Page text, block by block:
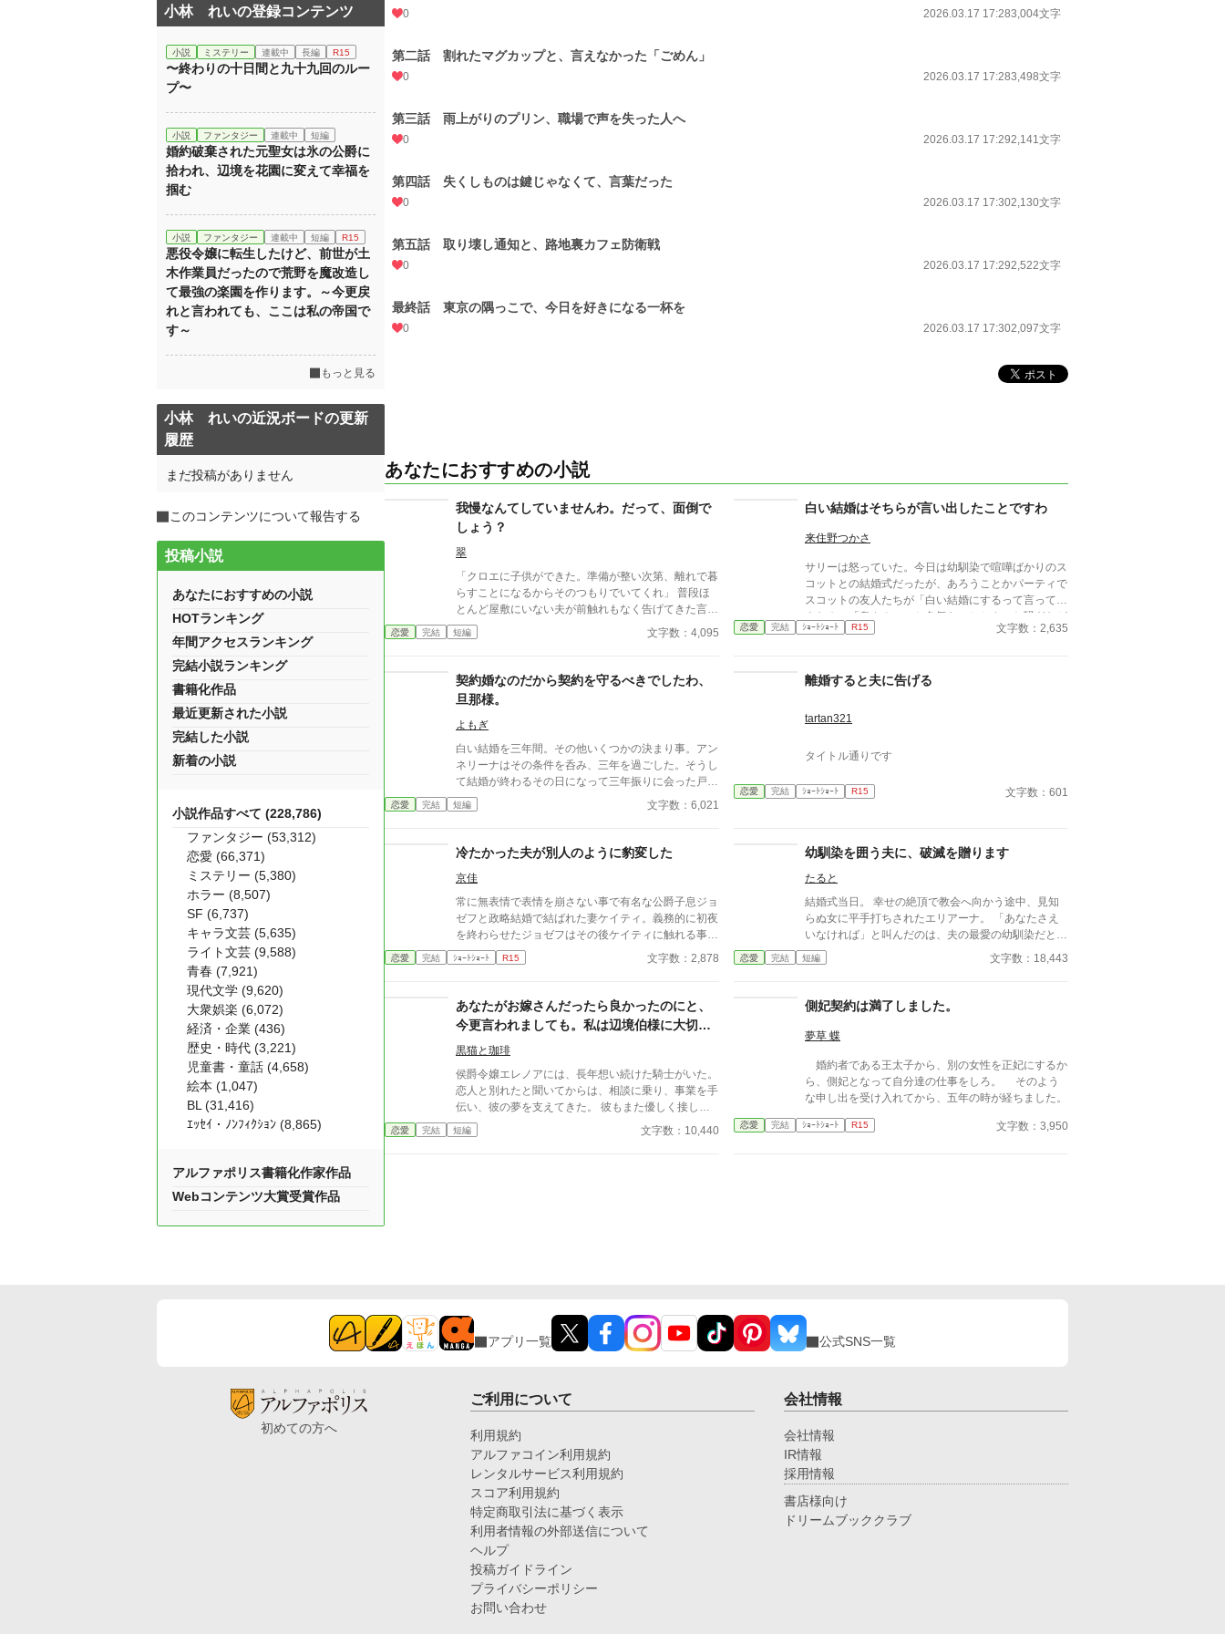
0 2026.03.17 17:283,004文字
第二話 割れたマグカップと、言えなかった「ごめん」
0 2026.03.17 17:283,498文字
第三話 雨上がりのプリン、職場で声を失った人へ
0 2026.03.17 17:292,141文字
第四話 失くしものは鍵じゃなくて、言葉だった
0 2026.03.17 17:302,130文字
第五話 取り壊し通知と、路地裏カフェ防衛戦
0 2026.03.17 17:292,522文字
最終話 東京の隅っこで、今日を好きになる一杯を
0 2026.03.17 17:302,097文字
あなたにおすすめの小説
我慢なんてしていませんわ。だって、面倒で
しょう？
翠
「クロエに子供ができた。準備が整い次第、離れで暮
らすことになるからそのつもりでいてくれ」 普段ほ
とんど屋敷にいない夫が前触れもなく告げてきた言葉
をきっかけに、レティシアは“三年間”の契約を終わら
せることにした。 赤の他人を屋敷に迎えることはし
って、面倒でしょう？」 不誠実な夫も、無意味な結
婚も、 この際すべて切り捨ててしまいましょう。
恋愛 完結 短編 文字数：4,095
白い結婚はそちらが言い出したことですわ
来住野つかさ
サリーは怒っていた。今日は幼馴染で喧嘩ばかりのス
コットとの結婚式だったが、あろうことかパーティで
スコットの友人たちが「白い結婚にするって言ってた
よな？」「奥さんのこと色気ないとかさ」と騒ぎなが
ら話している。スコットがその気なら喧嘩買うわよ！
恋愛 完結 ｼｮｰﾄｼｮｰﾄ R15 文字数：2,635
契約婚なのだから契約を守るべきでしたわ、
旦那様。
よもぎ
白い結婚を三年間。その他いくつかの決まり事。アン
ネリーナはその条件を呑み、三年を過ごした。そうし
て結婚が終わるその日になって三年振りに会った戸籍
上の夫に離縁を切り出されたアンネリーナは言う。追
加の慰謝料を頂きます――
恋愛 完結 短編 文字数：6,021
離婚すると夫に告げる
tartan321
タイトル通りです
恋愛 完結 ｼｮｰﾄｼｮｰﾄ R15 文字数：601
冷たかった夫が別人のように豹変した
京佳
常に無表情で表情を崩さない事で有名な公爵子息ジョ
ゼフと政略結婚で結ばれた妻ケイティ。義務的に初夜
を終わらせたジョゼフはその後ケイティに触れる事は
無くなった。自分に無関心なジョゼフとの結婚生活に
寂しさと不満を感じながらも簡単に離縁出来ないしが
公爵家の裏庭に弱った雄猫が迷い込みケイティはその
猫を保護して飼うことにした。 ざまぁ。ゆるゆる設
定
恋愛 完結 ｼｮｰﾄｼｮｰﾄ R15 文字数：2,878
幼馴染を囲う夫に、破滅を贈ります
たると
結婚式当日。 幸せの絶頂で教会へ向かう途中、見知
らぬ女に平手打ちされたエリアーナ。 「あなたさえ
いなければ」と叫んだのは、夫の最愛の幼馴染だとい
う女。 それでも経済的に困窮する実家を救うため、
エリアーナは泣き寝入りするしかなかった。
恋愛 完結 短編 文字数：18,443
あなたがお嫁さんだったら良かったのにと、
今更言われましても。私は辺境伯様に大切に
されていますので
黒猫と珈琲
侯爵令嬢エレノアには、長年想い続けた騎士がいた。
恋人と別れたと聞いてからは、相談に乗り、事業を手
伝い、彼の夢を支えてきた。 彼もまた優しく接して
くれたため、いつか想いが届くのではないかと期待し
ていた。 けれど彼が選んだのは、復縁した元恋人だ
恋愛 完結 短編 文字数：10,440
側妃契約は満了しました。
夢草 蝶
婚約者である王太子から、別の女性を正妃にするか
ら、側妃となって自分達の仕事をしろ。 そのよう
な申し出を受け入れてから、五年の時が経ちました。
恋愛 完結 ｼｮｰﾄｼｮｰﾄ R15 文字数：3,950
小林 れいの登録コンテンツ
小説 ミステリー 連載中 長編 R15
〜終わりの十日間と九十九回のルー
プ〜
小説 ファンタジー 連載中 短編
婚約破棄された元聖女は氷の公爵に
拾われ、辺境を花園に変えて幸福を
掴む
小説 ファンタジー 連載中 短編 R15
悪役令嬢に転生したけど、前世が土
木作業員だったので荒野を魔改造し
て最強の楽園を作ります。～今更戻
れと言われても、ここは私の帝国で
す～
もっと見る
小林 れいの近況ボードの更新
履歴
まだ投稿がありません
このコンテンツについて報告する
投稿小説
あなたにおすすめの小説
HOTランキング
年間アクセスランキング
完結小説ランキング
書籍化作品
最近更新された小説
完結した小説
新着の小説
小説作品すべて (228,786)
ファンタジー (53,312)
恋愛 (66,371)
ミステリー (5,380)
ホラー (8,507)
SF (6,737)
キャラ文芸 (5,635)
ライト文芸 (9,588)
青春 (7,921)
現代文学 (9,620)
大衆娯楽 (6,072)
経済・企業 (436)
歴史・時代 (3,221)
児童書・童話 (4,658)
絵本 (1,047)
BL (31,416)
ｴｯｾｲ・ﾉﾝﾌｨｸｼｮﾝ (8,865)
アルファポリス書籍化作家作品
Webコンテンツ大賞受賞作品
アプリ一覧 公式SNS一覧
初めての方へ
ご利用について
利用規約
アルファコイン利用規約
レンタルサービス利用規約
スコア利用規約
特定商取引法に基づく表示
利用者情報の外部送信について
ヘルプ
投稿ガイドライン
プライバシーポリシー
お問い合わせ
会社情報
会社情報
IR情報
採用情報
書店様向け
ドリームブッククラブ